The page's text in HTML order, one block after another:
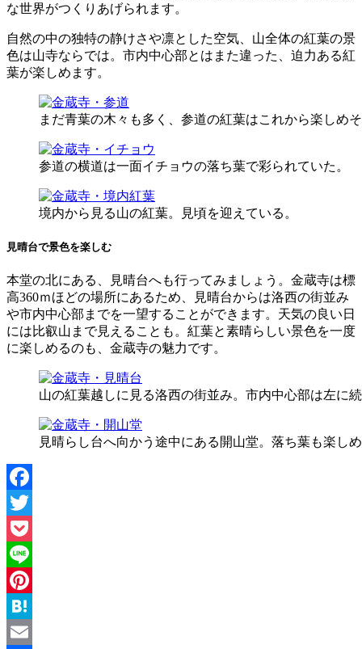
な世界がつくりあげられます。
自然の中の独特の静けさや凛とした空気、山全体の紅葉の景
色は山寺ならでは。市内中心部とはまた違った、迫力ある紅
葉が楽しめます。
まだ青葉の木々も多く、参道の紅葉はこれから楽しめ
参道の横道は一面イチョウの落ち葉で彩られていた。
境内から見る山の紅葉。見頃を迎えている。
見晴台で景色を楽しむ
本堂の北にある、見晴台へも行ってみましょう。金蔵寺は標
高360ｍほどの場所にあるため、見晴台からは洛西の街並み
や市内中心部までを一望することができます。天気の良い日
には比叡山まで見えることも。紅葉と素晴らしい景色を一度
に楽しめるのも、金蔵寺の魅力です。
山の紅葉越しに見る洛西の街並み。市内中心部は左に
見晴らし台へ向かう途中にある開山堂。落ち葉も楽し
Facebook
Twitter
Pocket
Line
Pinterest
Hatena